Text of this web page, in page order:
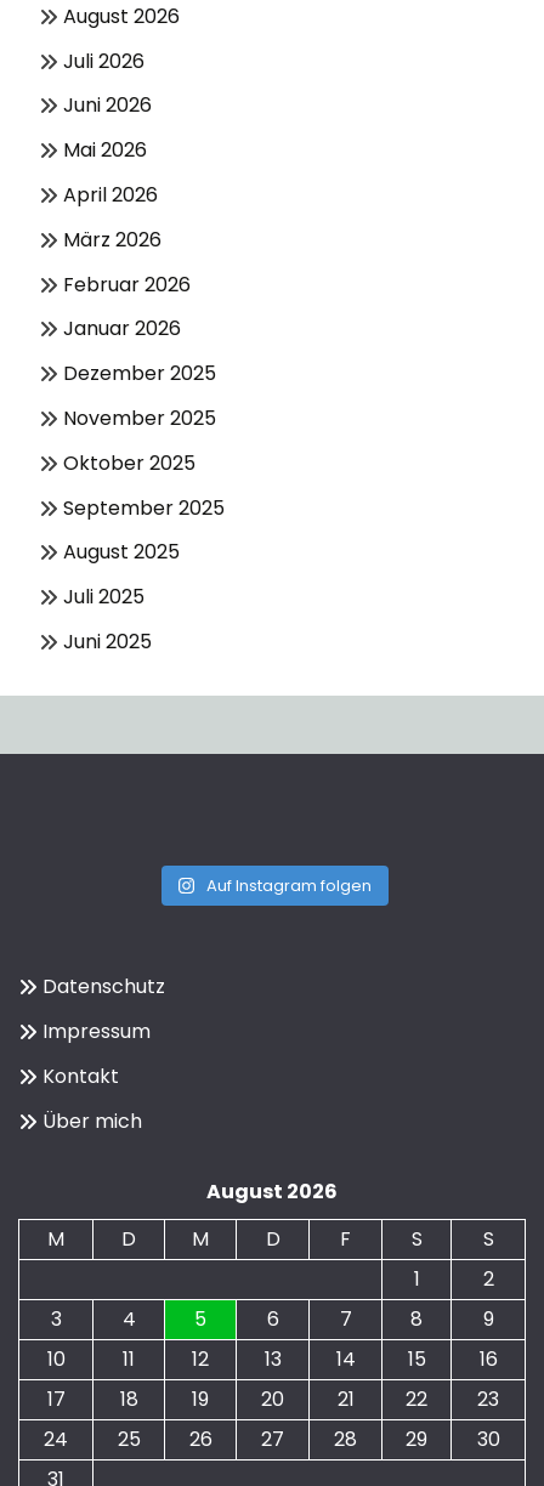
August 2026
Juli 2026
Juni 2026
Mai 2026
April 2026
März 2026
Februar 2026
Januar 2026
Dezember 2025
November 2025
Oktober 2025
September 2025
August 2025
Juli 2025
Juni 2025
Auf Instagram folgen
Datenschutz
Impressum
Kontakt
Über mich
August 2026
M
D M D F S
S
1
2
3
4 5 6 7 8
9
10
11 12 13 14 15
16
17
18 19 20 21 22
23
24
25 26 27 28 29
30
31